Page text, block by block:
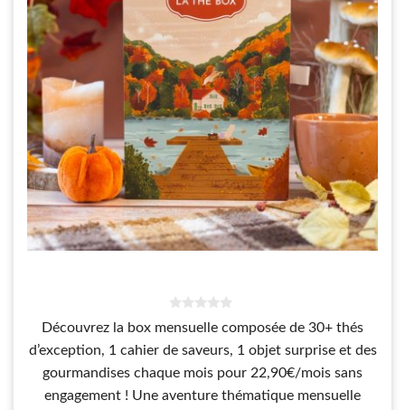
s
u
r
Découvrez la box mensuelle composée de 30+ thés
d’exception, 1 cahier de saveurs, 1 objet surprise et des
gourmandises chaque mois pour 22,90€/mois sans
engagement ! Une aventure thématique mensuelle